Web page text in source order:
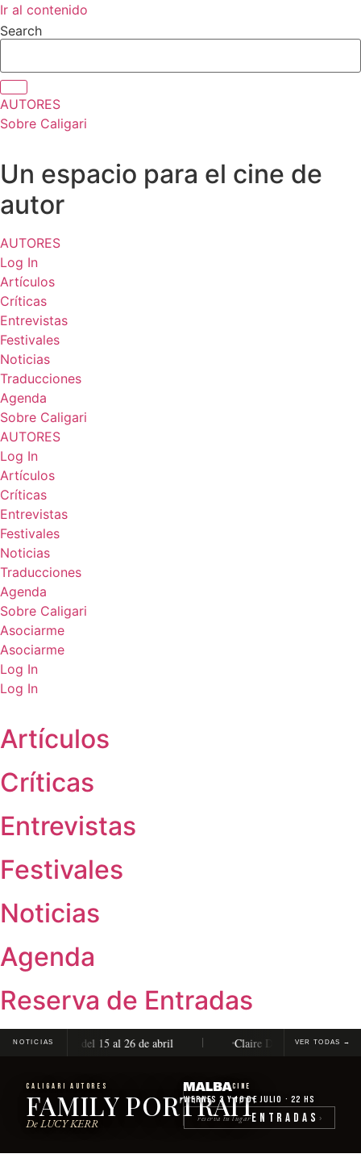
Ir al contenido
Search
AUTORES
Sobre Caligari
Un espacio para el cine de
autor
AUTORES
Log In
Artículos
Críticas
Entrevistas
Festivales
Noticias
Traducciones
Agenda
Sobre Caligari
AUTORES
Log In
Artículos
Críticas
Entrevistas
Festivales
Noticias
Traducciones
Agenda
Sobre Caligari
Asociarme
Asociarme
Log In
Log In
Artículos
Críticas
Entrevistas
Festivales
Noticias
Agenda
Reserva de Entradas
NOTICIAS
completa, del 15 al 26 de abril Claire Denis seráVER TODAS →
CALIGARI AUTORES
FAMILY PORTRAIT
De LUCY KERR
Cine
Viernes 3 y 10 de julio · 22 hs
reserva tu lugarEntradas ›